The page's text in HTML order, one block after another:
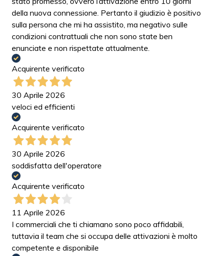
della nuova connessione. Pertanto il giudizio è positivo
sulla persona che mi ha assistito, ma negativo sulle
condizioni contrattuali che non sono state ben
enunciate e non rispettate attualmente.
Acquirente verificato
30 Aprile 2026
veloci ed efficienti
Acquirente verificato
30 Aprile 2026
soddisfatta dell'operatore
Acquirente verificato
11 Aprile 2026
I commerciali che ti chiamano sono poco affidabili,
tuttavia il team che si occupa delle attivazioni è molto
competente e disponibile